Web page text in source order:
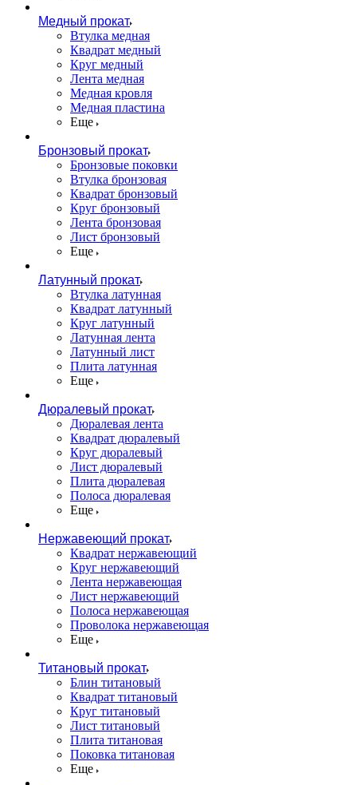
Медный прокат
Втулка медная
Квадрат медный
Круг медный
Лента медная
Медная кровля
Медная пластина
Еще
Бронзовый прокат
Бронзовые поковки
Втулка бронзовая
Квадрат бронзовый
Круг бронзовый
Лента бронзовая
Лист бронзовый
Еще
Латунный прокат
Втулка латунная
Квадрат латунный
Круг латунный
Латунная лента
Латунный лист
Плита латунная
Еще
Дюралевый прокат
Дюралевая лента
Квадрат дюралевый
Круг дюралевый
Лист дюралевый
Плита дюралевая
Полоса дюралевая
Еще
Нержавеющий прокат
Квадрат нержавеющий
Круг нержавеющий
Лента нержавеющая
Лист нержавеющий
Полоса нержавеющая
Проволока нержавеющая
Еще
Титановый прокат
Блин титановый
Квадрат титановый
Круг титановый
Лист титановый
Плита титановая
Поковка титановая
Еще